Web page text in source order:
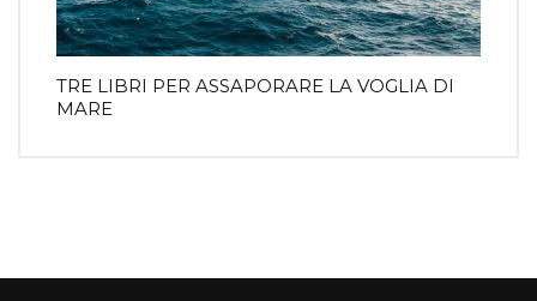
TRE LIBRI PER ASSAPORARE LA VOGLIA DI
MARE